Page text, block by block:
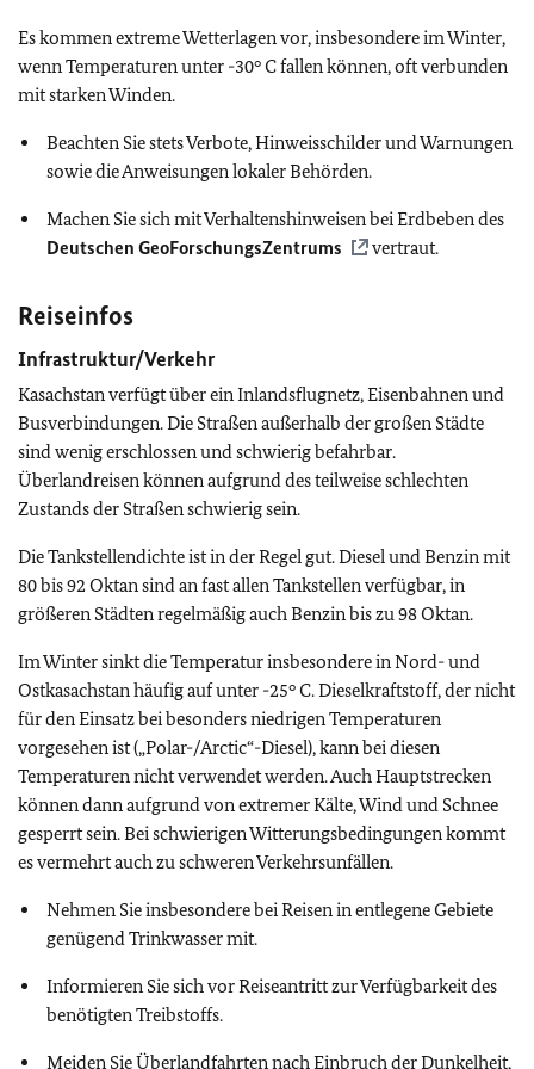
Es kommen extreme Wetterlagen vor, insbesondere im Winter,
wenn Temperaturen unter -30° C fallen können, oft verbunden
mit starken Winden.
Beachten Sie stets Verbote, Hinweisschilder und Warnungen
sowie die Anweisungen lokaler Behörden.
Machen Sie sich mit Verhaltenshinweisen bei Erdbeben des
Deutschen GeoForschungsZentrums
vertraut.
Reiseinfos
Infrastruktur/Verkehr
Kasachstan verfügt über ein Inlandsflugnetz, Eisenbahnen und
Busverbindungen. Die Straßen außerhalb der großen Städte
sind wenig erschlossen und schwierig befahrbar.
Überlandreisen können aufgrund des teilweise schlechten
Zustands der Straßen schwierig sein.
Die Tankstellendichte ist in der Regel gut. Diesel und Benzin mit
80 bis 92 Oktan sind an fast allen Tankstellen verfügbar, in
größeren Städten regelmäßig auch Benzin bis zu 98 Oktan.
Im Winter sinkt die Temperatur insbesondere in Nord- und
Ostkasachstan häufig auf unter -25° C. Dieselkraftstoff, der nicht
für den Einsatz bei besonders niedrigen Temperaturen
vorgesehen ist („Polar-/Arctic“-Diesel), kann bei diesen
Temperaturen nicht verwendet werden. Auch Hauptstrecken
können dann aufgrund von extremer Kälte, Wind und Schnee
gesperrt sein. Bei schwierigen Witterungsbedingungen kommt
es vermehrt auch zu schweren Verkehrsunfällen.
Nehmen Sie insbesondere bei Reisen in entlegene Gebiete
genügend Trinkwasser mit.
Informieren Sie sich vor Reiseantritt zur Verfügbarkeit des
benötigten Treibstoffs.
Meiden Sie Überlandfahrten nach Einbruch der Dunkelheit,